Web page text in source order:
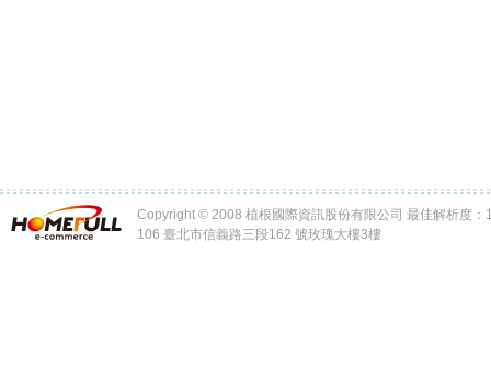
Copyright © 2008 植根國際資訊股份有限公司 最佳解析度：
106 臺北市信義路三段162 號玫瑰大樓3樓